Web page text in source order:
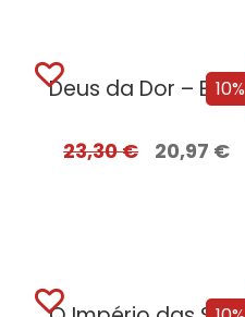
10%
Deus da Dor – Edição com EDGES
23,30€ 20,97 €